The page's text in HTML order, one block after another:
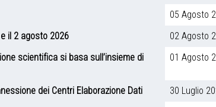
05 Agosto
il 2 agosto 2026
02 Agosto
scientifica si basa sull’insieme di
01 Agosto
dei Centri Elaborazione Dati
30 Luglio